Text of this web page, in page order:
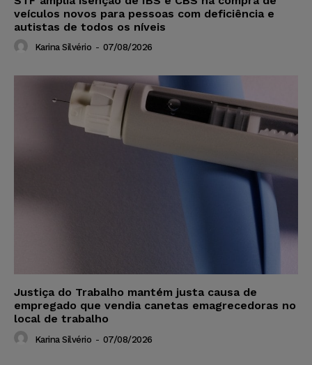
veículos novos para pessoas com deficiência e
autistas de todos os níveis
Karina Silvério - 07/08/2026
Justiça do Trabalho mantém justa causa de
empregado que vendia canetas emagrecedoras no
local de trabalho
Karina Silvério - 07/08/2026